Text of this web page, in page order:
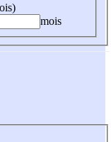
mois